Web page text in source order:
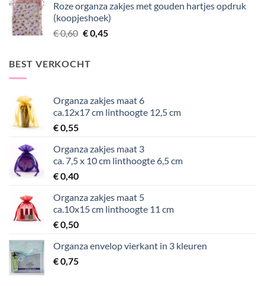
was:
€ 0,60.
is:
€ 0,45.
Roze organza zakjes met gouden hartjes opdruk
(koopjeshoek)
€0,60 Oorspronkelijke
€ 0,60.
€0,45Huidige
BEST VERKOCHT
Organza zakjes maat 6
ca.12x17 cm linthoogte 12,5 cm
€0,55
Organza zakjes maat 3
ca. 7,5 x 10 cm linthoogte 6,5 cm
€0,40
Organza zakjes maat 5
ca.10x15 cm linthoogte 11 cm
€0,50
Organza envelop vierkant in 3 kleuren
€0,75